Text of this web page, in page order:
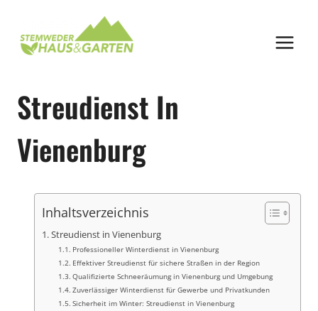
springen
Streudienst In
Vienenburg
Inhaltsverzeichnis
Streudienst in Vienenburg
Professioneller Winterdienst in Vienenburg
Effektiver Streudienst für sichere Straßen in der Region
Qualifizierte Schneeräumung in Vienenburg und Umgebung
Zuverlässiger Winterdienst für Gewerbe und Privatkunden
Sicherheit im Winter: Streudienst in Vienenburg